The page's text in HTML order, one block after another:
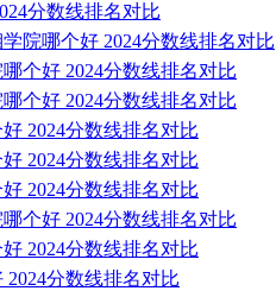
分数线排名对比
院哪个好 2024分数线排名对比
个好 2024分数线排名对比
个好 2024分数线排名对比
2024分数线排名对比
2024分数线排名对比
2024分数线排名对比
个好 2024分数线排名对比
2024分数线排名对比
分数线排名对比